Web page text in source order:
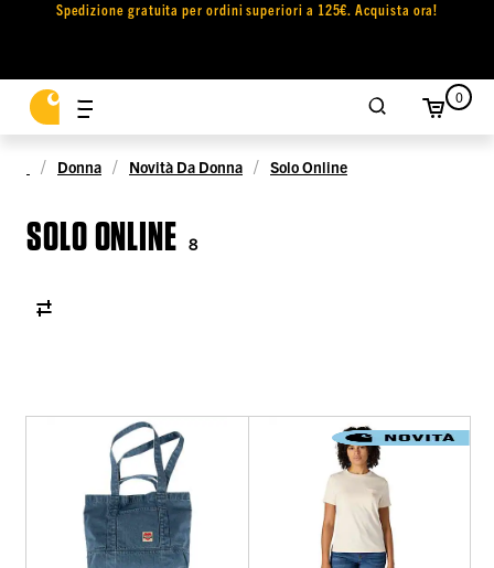
Spedizione gratuita per ordini superiori a 125€. Acquista ora!
0
Donna Novità Da Donna Solo Online
SOLO ONLINE 8